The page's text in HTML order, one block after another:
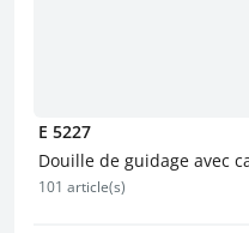
E 5227
Douille de guidage avec
coller
101 article(s)